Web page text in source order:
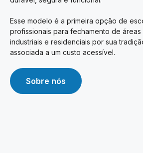
Esse modelo é a primeira opção de
profissionais para fechamento de áreas
industriais e residenciais por sua
associada a um custo acessível.
Sobre nós